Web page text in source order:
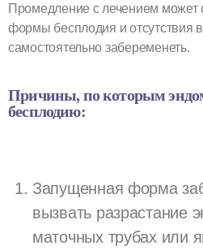
Промедление с лечением может
формы бесплодия и отсутствия
самостоятельно забеременеть.
Причины, по которым
бесплодию:
Запущенная форма
вызвать разрастание
маточных трубах или